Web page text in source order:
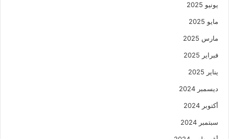
يونيو 2025
مايو 2025
مارس 2025
فبراير 2025
يناير 2025
ديسمبر 2024
أكتوبر 2024
سبتمبر 2024